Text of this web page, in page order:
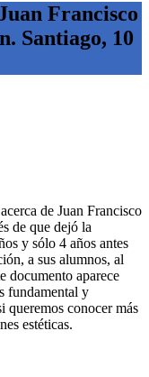
Francisco
Santiago, 10
de Juan Francisco
de que dejó la
y sólo 4 años antes
a sus alumnos, al
documento aparece
fundamental y
queremos conocer más
estéticas.